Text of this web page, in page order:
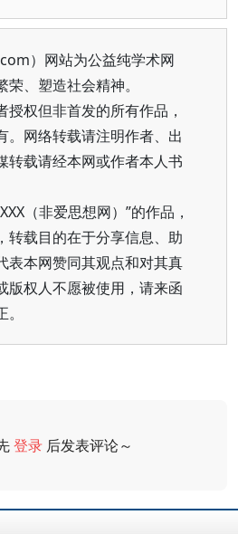
）网站为公益纯学术网
、塑造社会精神。
授权但非首发的所有作品，
。网络转载请注明作者、出
转载请经本网或作者本人书
（非爱思想网）”的作品，
转载目的在于分享信息、助
表本网赞同其观点和对其真
版权人不愿被使用，请来函
登录 后发表评论～